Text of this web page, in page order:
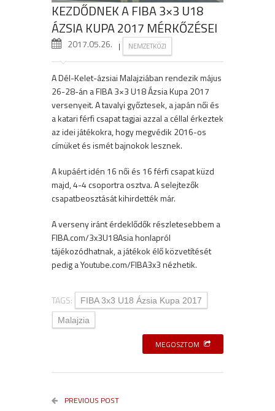
KEZDŐDNEK A FIBA 3×3 U18
ÁZSIA KUPA 2017 MÉRKŐZÉSEI
2017.05.26. | NEMZETKÖZI
A Dél-Kelet-ázsiai Malajziában rendezik május
26-28-án a FIBA 3×3 U18 Ázsia Kupa 2017
versenyeit. A tavalyi győztesek, a japán női és
a katari férfi csapat tagjai azzal a céllal érkeztek
az idei játékokra, hogy megvédik 2016-os
címüket és ismét bajnokok lesznek.
A kupáért idén 16 női és 16 férfi csapat küzd
majd, 4-4 csoportra osztva. A selejtezők
csapatbeosztását kihirdették már.
A verseny iránt érdeklődők részletesebbem a
FIBA.com/3x3U18Asia honlapról
tájékozódhatnak, a játékok élő közvetítését
pedig a Youtube.com/FIBA3x3 nézhetik.
TAGS:
FIBA 3x3 U18 Ázsia Kupa 2017
Malajzia
MEGOSZTOM
PREVIOUS POST